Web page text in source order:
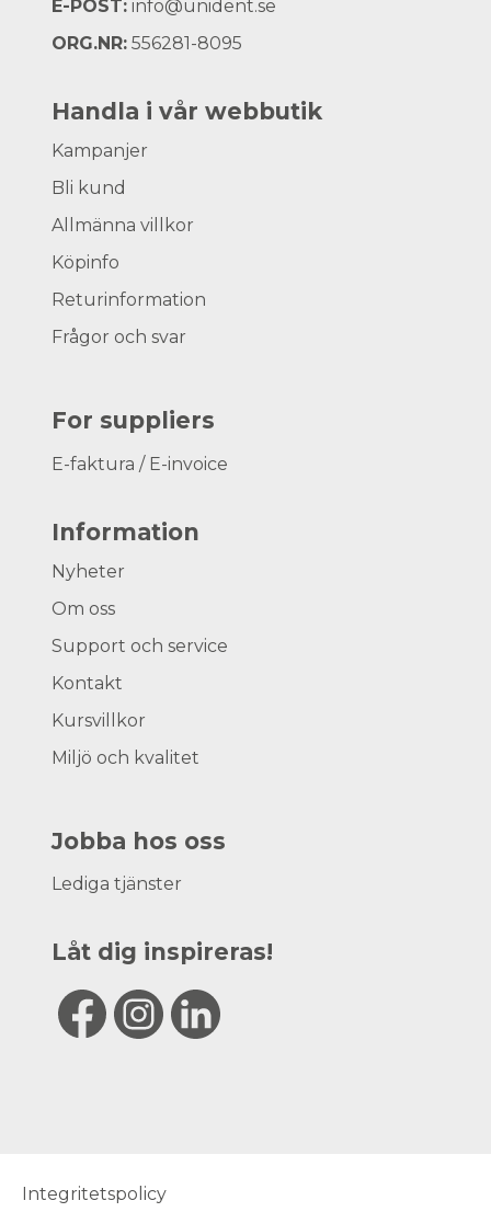
E-POST: info@unident.se
ORG.NR: 556281-8095
Handla i vår webbutik
Kampanjer
Bli kund
Allmänna villkor
Köpinfo
Returinformation
Frågor och svar
For suppliers
E-faktura / E-invoice
Information
Nyheter
Om oss
Support och service
Kontakt
Kursvillkor
Miljö och kvalitet
Jobba hos oss
Lediga tjänster
Låt dig inspireras!
Integritetspolicy